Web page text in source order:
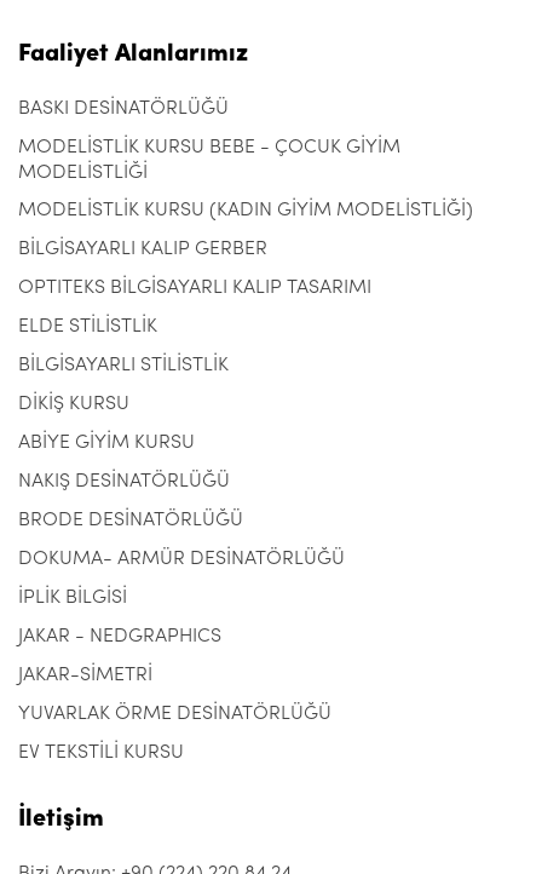
Faaliyet Alanlarımız
BASKI DESİNATÖRLÜĞÜ
MODELİSTLİK KURSU BEBE - ÇOCUK GİYİM
MODELİSTLİĞİ
MODELİSTLİK KURSU (KADIN GİYİM MODELİSTLİĞİ)
BİLGİSAYARLI KALIP GERBER
OPTITEKS BİLGİSAYARLI KALIP TASARIMI
ELDE STİLİSTLİK
BİLGİSAYARLI STİLİSTLİK
DİKİŞ KURSU
ABİYE GİYİM KURSU
NAKIŞ DESİNATÖRLÜĞÜ
BRODE DESİNATÖRLÜĞÜ
DOKUMA- ARMÜR DESİNATÖRLÜĞÜ
İPLİK BİLGİSİ
JAKAR - NEDGRAPHICS
JAKAR-SİMETRİ
YUVARLAK ÖRME DESİNATÖRLÜĞÜ
EV TEKSTİLİ KURSU
İletişim